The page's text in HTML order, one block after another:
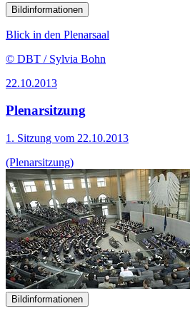
Bildinformationen
Blick in den Plenarsaal
© DBT / Sylvia Bohn
22.10.2013
Plenarsitzung
1. Sitzung vom 22.10.2013
(Plenarsitzung)
Bildinformationen